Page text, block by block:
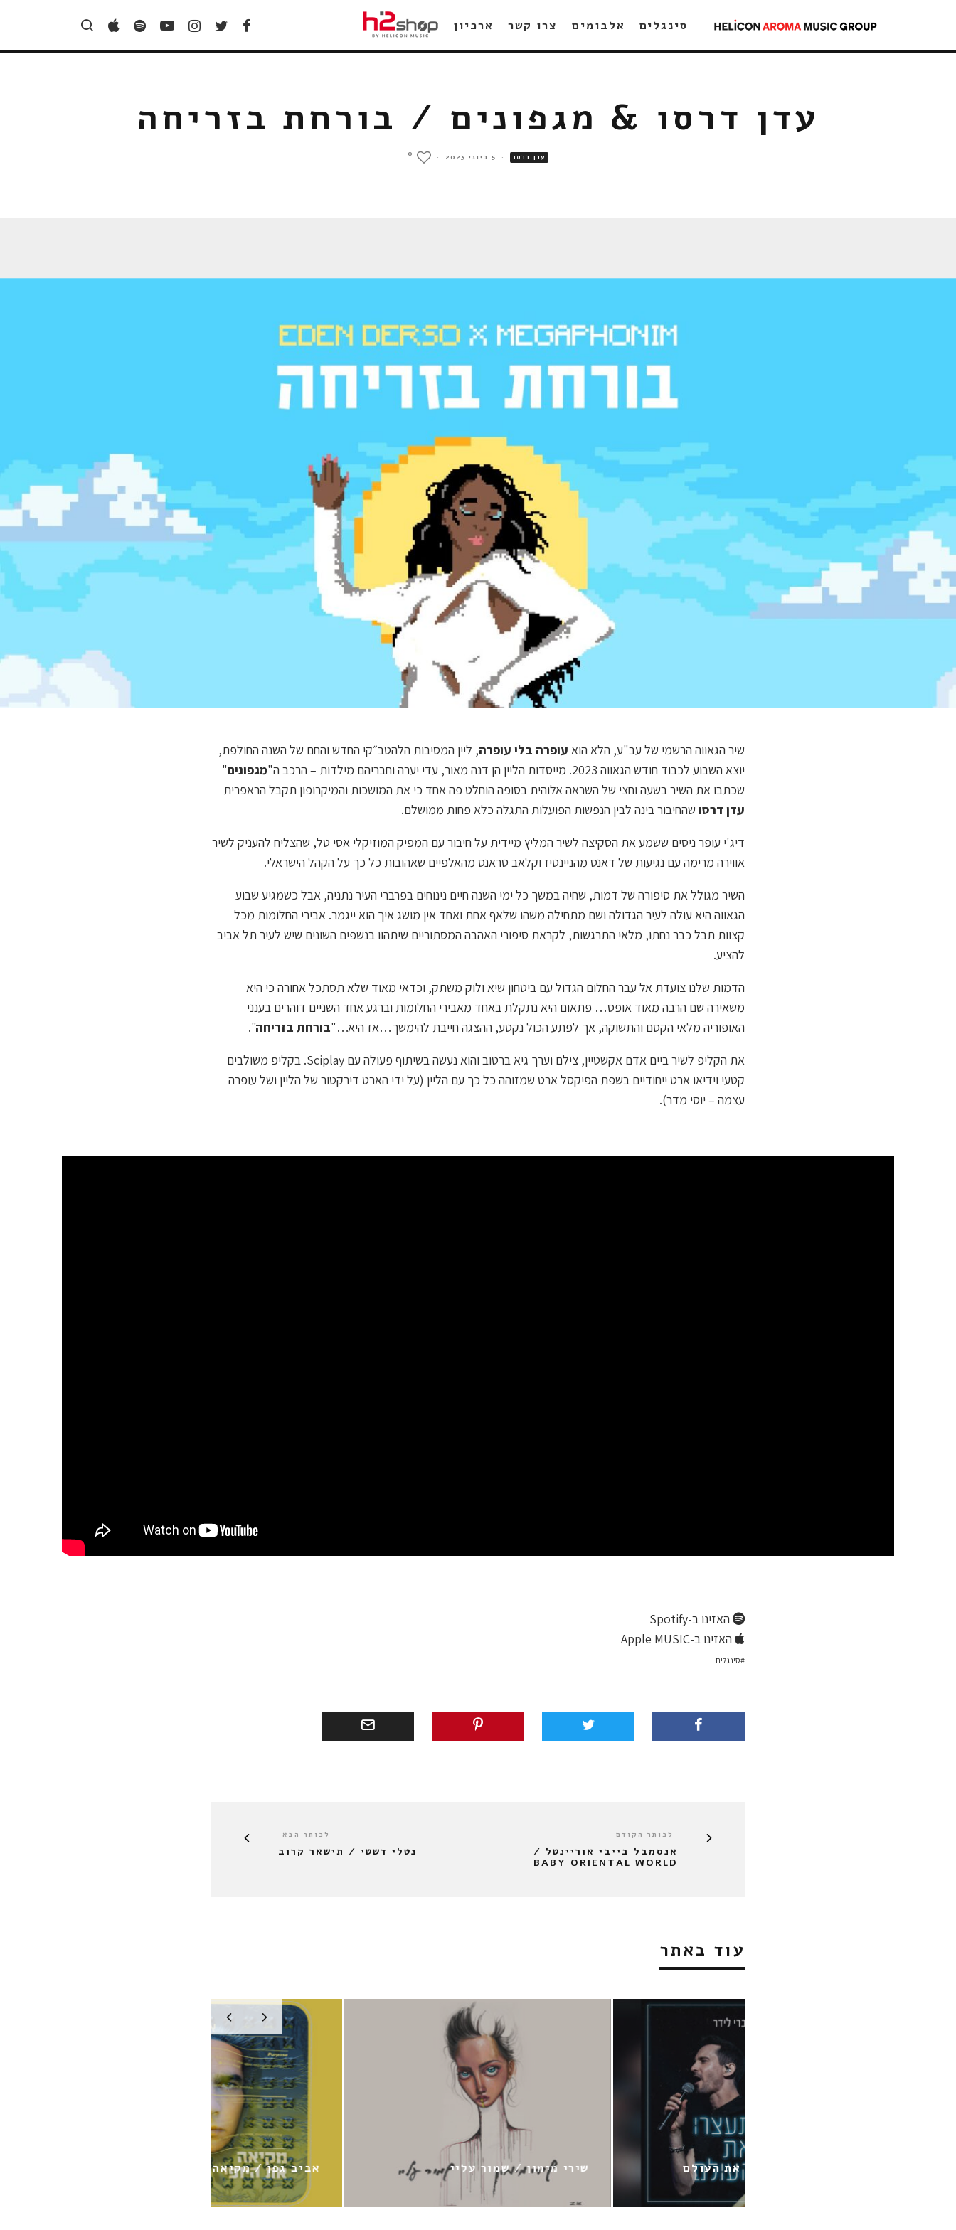
סינגלים אלבומים צרו קשר ארכיון
עדן דרסו & מגפונים / בורחת בזריחה
עדן דרסו · 5 ביוני 2023 ·
0
שיר הגאווה הרשמי של עב"ע, הלא הוא עופרה בלי עופרה, ליין המסיבות הלהטב״קי החדש והחם של השנה החולפת,
יוצא השבוע לכבוד חודש הגאווה 2023. מייסדות הליין הן דנה מאור, עדי יערה וחבריהם מילדות – הרכב ה"
מגפונים"
שכתבו את השיר בשעה וחצי של השראה אלוהית בסופה הוחלט פה אחד כי את המושכות והמיקרופון תקבל הראפרית
עדן דרסו שהחיבור בינה לבין הנפשות הפועלות התגלה כלא פחות ממושלם.
דיג'י עופר ניסים ששמע את הסקיצה לשיר המליץ מיידית על חיבור עם המפיק המוזיקלי אסי טל, שהצליח להעניק לשיר
אווירה מרימה עם נגיעות של דאנס מהניינטיז וקלאב טראנס מהאלפיים שאהובות כל כך על הקהל הישראלי.
השיר מגולל את סיפורה של דמות, שחיה במשך כל ימי השנה חיים נינוחים בפרברי העיר נתניה, אבל כשמגיע שבוע
הגאווה היא עולה לעיר הגדולה ושם מתחילה משהו שלאף אחת ואחד אין מושג איך הוא ייגמר. אבירי החלומות מכל
קצוות תבל כבר נחתו, מלאי התרגשות, לקראת סיפורי האהבה המסתוריים שיתהוו בנשפים השונים שיש לעיר תל אביב
להציע.
הדמות שלנו צועדת אל עבר החלום הגדול עם ביטחון שיא ולוק משתק, וכדאי מאוד שלא תסתכל אחורה כי היא
משאירה שם הרבה מאוד אופס… פתאום היא נתקלת באחד מאבירי החלומות וברגע אחד השניים דוהרים בענני
האופוריה מלאי הקסם והתשוקה, אך לפתע הכול נקטע, ההצגה חייבת להימשך…אז היא…"בורחת בזריחה".
את הקליפ לשיר ביים אדם אקשטיין, צילם וערך גיא ברטוב והוא נעשה בשיתוף פעולה עם Sciplay. בקליפ משולבים
קטעי וידיאו ארט ייחודיים בשפת הפיקסל ארט שמזוהה כל כך עם הליין (על ידי הארט דירקטור של הליין ושל עופרה
עצמה – יוסי מדר).
האזינו ב-Spotify
האזינו ב-Apple MUSIC
סינגלים
לכותר הקודם
אנסמבל בייבי אוריינטל /
BABY ORIENTAL WORLD
לכותר הבא
נטלי דשטי / תישאר קרוב
עוד באתר
שירי מימון / שמור עליי אביב גפן / מקיאה את היופי